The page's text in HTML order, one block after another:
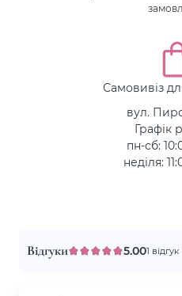
Самовивіз
вул.
Графік
пн-сб:
неділя:
Відгуки 5.001 відгук